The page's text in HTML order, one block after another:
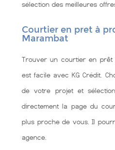
sélection des meilleures
Courtier en pret à
Marambat
Trouver un courtier en prêt
est facile avec KG Crédit.
de votre projet et
directement la page du
plus proche de vous. Il
agence.